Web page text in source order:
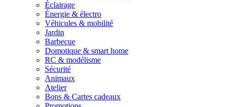
Éclairage
Énergie & électro
Véhicules & mobilité
Jardin
Barbecue
Domotique & smart home
RC & modélisme
Sécurité
Animaux
Atelier
Bons & Cartes cadeaux